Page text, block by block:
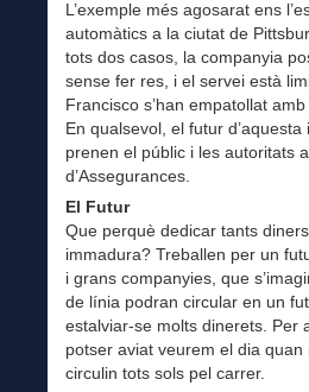
L’exemple més agosarat ens
automàtics a la ciutat de
tots dos casos, la companyia
sense fer res, i el servei està
Francisco s’han empatollat
En qualsevol, el futur
prenen el públic i les autoritats
d’Assegurances.
El Futur
Que perquè dedicar tants
immadura? Treballen per un
i grans companyies, que
de línia podran circular en un
estalviar-se molts dinerets. Per
potser aviat veurem el dia
circulin tots sols pel carrer.